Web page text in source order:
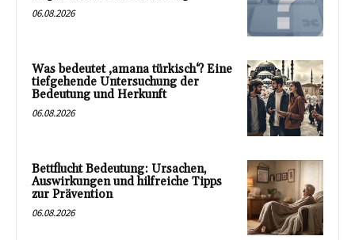
06.08.2026
Was bedeutet ‚amana türkisch‘? Eine
tiefgehende Untersuchung der
Bedeutung und Herkunft
06.08.2026
Bettflucht Bedeutung: Ursachen,
Auswirkungen und hilfreiche Tipps
zur Prävention
06.08.2026